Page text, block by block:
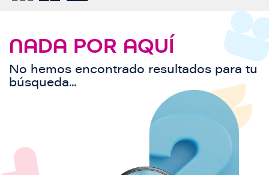
NADA POR AQUÍ
No hemos encontrado resultados para tu
búsqueda...